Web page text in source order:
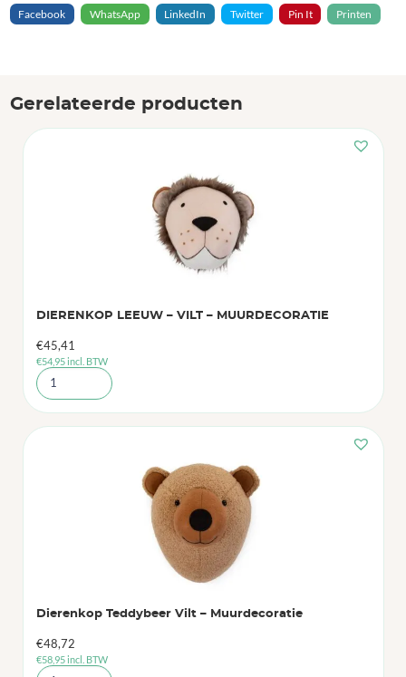
Facebook
WhatsApp LinkedIn Twitter Pin It Printen
Gerelateerde producten
DIERENKOP LEEUW – VILT – MUURDECORATIE
€45,41
€54,95incl. BTW
Dierenkop Teddybeer Vilt – Muurdecoratie
€48,72
€58,95incl. BTW